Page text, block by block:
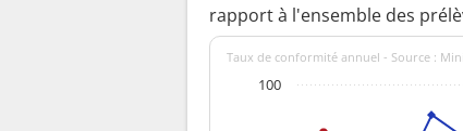
rapport à l'ensemble des
Taux de conformité annuel - Source :
100